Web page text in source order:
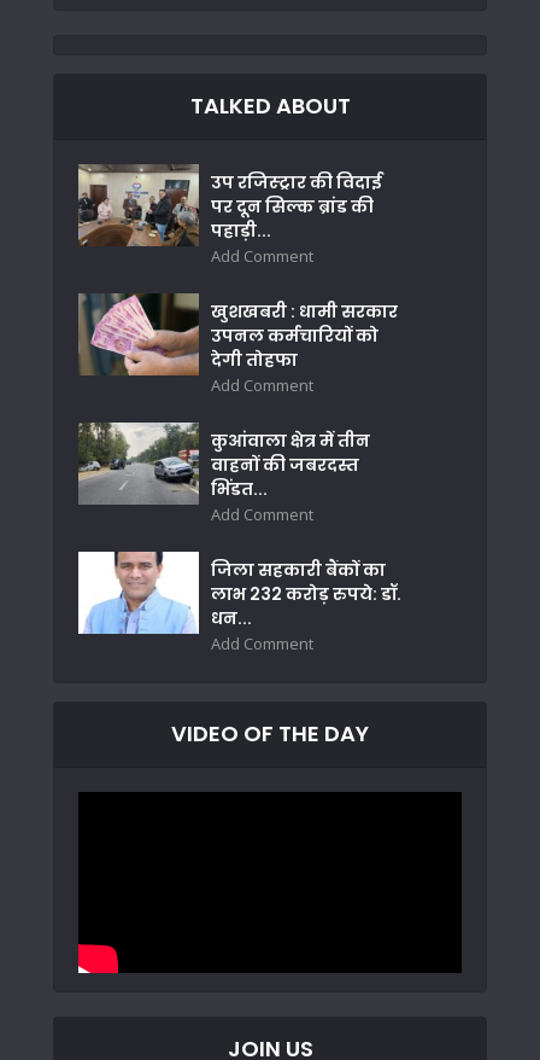
TALKED ABOUT
उप रजिस्ट्रार की विदाई
पर दून सिल्क ब्रांड की
पहाड़ी...
Add Comment
खुशखबरी : धामी सरकार
उपनल कर्मचारियों को
देगी तोहफा
Add Comment
कुआंवाला क्षेत्र में तीन
वाहनों की जबरदस्त
भिंडत...
Add Comment
जिला सहकारी बैंकों का
लाभ 232 करोड़ रुपये: डॉ.
धन...
Add Comment
VIDEO OF THE DAY
JOIN US